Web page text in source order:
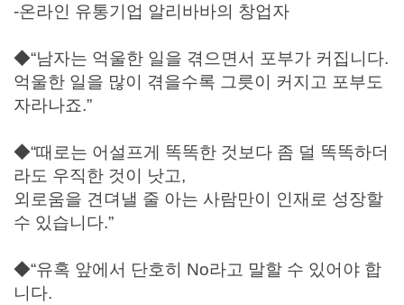
-온라인 유통기업 알리바바의 창업자
◆“남자는 억울한 일을 겪으면서 포부가 커집니다.
억울한 일을 많이 겪을수록 그릇이 커지고 포부도
자라나죠.”
◆“때로는 어설프게 똑똑한 것보다 좀 덜 똑똑하더
라도 우직한 것이 낫고,
외로움을 견뎌낼 줄 아는 사람만이 인재로 성장할
수 있습니다.”
◆“유혹 앞에서 단호히 No라고 말할 수 있어야 합
니다.